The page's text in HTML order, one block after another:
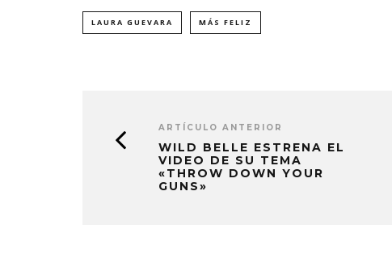
LAURA GUEVARA MÁS FELIZ
ARTÍCULO ANTERIOR
WILD BELLE ESTRENA EL
VIDEO DE SU TEMA
«THROW DOWN YOUR
GUNS»